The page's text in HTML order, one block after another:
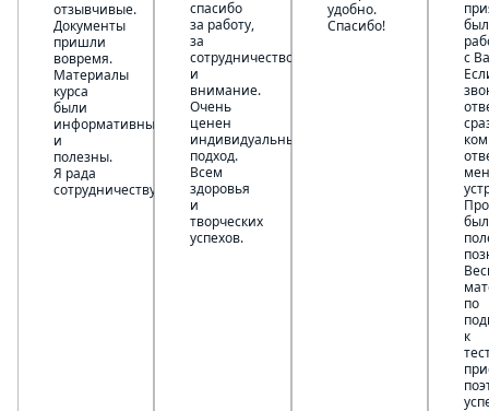
отзывчивые.
Документы
пришли
вовремя.
Материалы
курса
были
информативны
и
полезны.
Я рада
сотрудничеству.
спасибо
за работу,
за
сотрудничество
и
внимание.
Очень
ценен
индивидуальный
подход.
Всем
здоровья
и
творческих
успехов.
удобно.
Спасибо!
с
по
к